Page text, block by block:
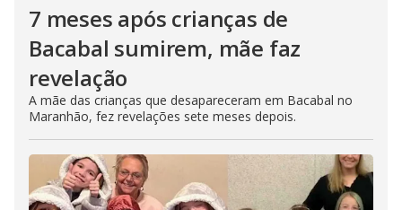
7 meses após crianças de
Bacabal sumirem, mãe faz
revelação
A mãe das crianças que desapareceram em Bacabal no
Maranhão, fez revelações sete meses depois.